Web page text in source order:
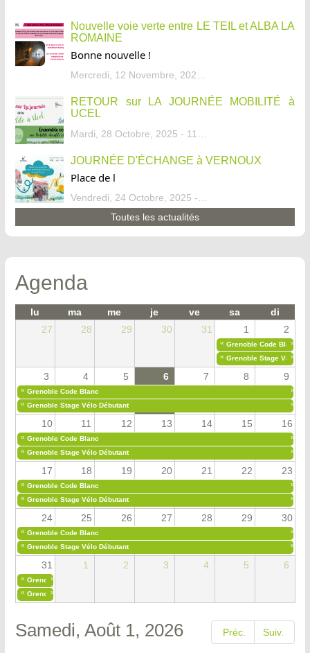
Nouvelle voie verte entre LE TEIL et ALBA LA
ROMAINE
Bonne nouvelle !
RETOUR sur LA JOURNÉE MOBILITÉ à
UCEL
JOURNÉE D'ÉCHANGE à VERNOUX
Place de l
Toutes les actualités
Agenda
lu ma me je ve sa
di
27
28 29 30 31 1 2
« Grenoble Code Blanc
»
« Grenoble Stage Vélo
»
3 4 5 6 7 8 9
« Grenoble Code Blanc
»
« Grenoble Stage Vélo Débutant »
10 11 12 13 14 15 16
« Grenoble Code Blanc
»
« Grenoble Stage Vélo Débutant »
17 18 19 20 21 22 23
« Grenoble Code Blanc
»
« Grenoble Stage Vélo Débutant »
24 25 26 27 28 29 30
« Grenoble Code Blanc
»
« Grenoble Stage Vélo Débutant »
31 1 2 3 4 5 6
« Grenoble Code Blanc
»
« Grenoble Stage Vélo Débutant
»
Préc. Suiv.
Samedi, Août 1, 2026